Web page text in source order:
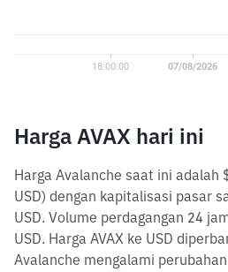
Harga AVAX hari ini
Harga Avalanche saat ini adalah
USD) dengan kapitalisasi pasar
USD. Volume perdagangan 24
USD. Harga AVAX ke USD
Avalanche mengalami